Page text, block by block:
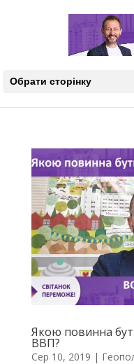
Обрати сторінку
Якою повинна
ВВП?
Сер 10, 2019 |